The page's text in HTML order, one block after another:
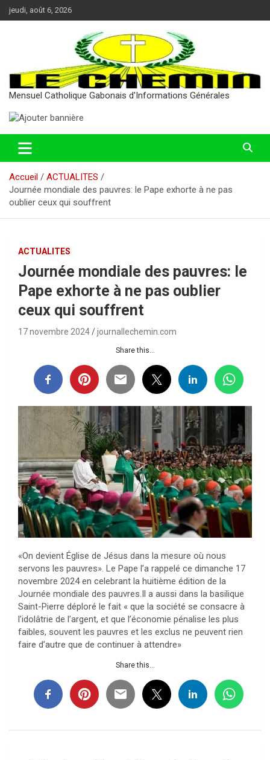
Aller
au
jeudi, août 6, 2026
Mensuel Catholique Gabonais d'Informations Générales
Accueil
ACTUALITES
Journée mondiale des pauvres: le Pape exhorte à ne pas
oublier ceux qui souffrent
ACTUALITES
Journée mondiale des pauvres: le
Pape exhorte à ne pas oublier
ceux qui souffrent
17 novembre 2024 journallechemin.com
Share this...
«On devient Église de Jésus dans la mesure où nous
servons les pauvres». Le Pape l’a rappelé ce dimanche 17
novembre 2024 en celebrant la huitième édition de la
Journée mondiale des pauvres.Il a aussi dans la basilique
Saint-Pierre déploré le fait « que la société se consacre à
l’idolâtrie de l’argent, et que l’économie pénalise les plus
faibles, souvent les pauvres et les exclus ne peuvent rien
faire d’autre que de continuer à attendre»
Share this...